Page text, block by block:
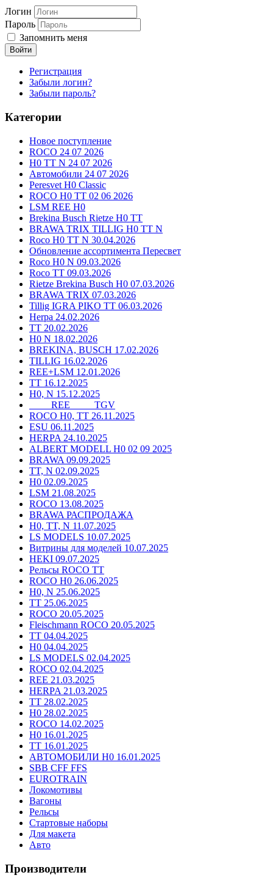
Логин
Пароль
Запомнить меня
Войти
Регистрация
Забыли логин?
Забыли пароль?
Категории
Новое поступление
ROCO 24 07 2026
H0 TT N 24 07 2026
Автомобили 24 07 2026
Peresvet H0 Classic
ROCO H0 TT 02 06 2026
LSM REE H0
Brekina Busch Rietze H0 TT
BRAWA TRIX TILLIG H0 TT N
Roco H0 TT N 30.04.2026
Обновление ассортимента Пересвет
Roco H0 N 09.03.2026
Roco TT 09.03.2026
Rietze Brekina Busch H0 07.03.2026
BRAWA TRIX 07.03.2026
Tillig IGRA PIKO TT 06.03.2026
Herpa 24.02.2026
TT 20.02.2026
H0 N 18.02.2026
BREKINA, BUSCH 17.02.2026
TILLIG 16.02.2026
REE+LSM 12.01.2026
TT 16.12.2025
H0, N 15.12.2025
____ REE ____ TGV
ROCO H0, TT 26.11.2025
ESU 06.11.2025
HERPA 24.10.2025
ALBERT MODELL H0 02 09 2025
BRAWA 09.09.2025
TT, N 02.09.2025
H0 02.09.2025
LSM 21.08.2025
ROCO 13.08.2025
BRAWA РАСПРОДАЖА
H0, TT, N 11.07.2025
LS MODELS 10.07.2025
Витрины для моделей 10.07.2025
HEKI 09.07.2025
Рельсы ROCO TT
ROCO H0 26.06.2025
H0, N 25.06.2025
TT 25.06.2025
ROCO 20.05.2025
Fleischmann ROCO 20.05.2025
TT 04.04.2025
H0 04.04.2025
LS MODELS 02.04.2025
ROCO 02.04.2025
REE 21.03.2025
HERPA 21.03.2025
TT 28.02.2025
H0 28.02.2025
ROCO 14.02.2025
H0 16.01.2025
TT 16.01.2025
АВТОМОБИЛИ H0 16.01.2025
SBB CFF FFS
EUROTRAIN
Локомотивы
Вагоны
Рельсы
Стартовые наборы
Для макета
Авто
Производители